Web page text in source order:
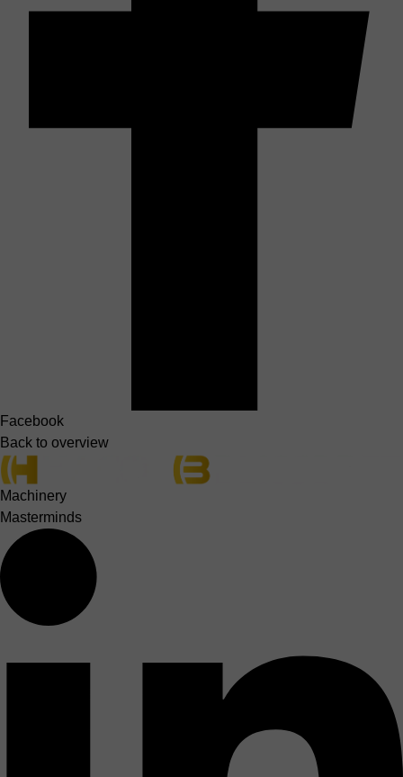
Facebook
Back to overview
Machinery
Masterminds